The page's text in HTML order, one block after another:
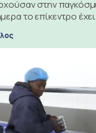
στην
το επίκεντρο